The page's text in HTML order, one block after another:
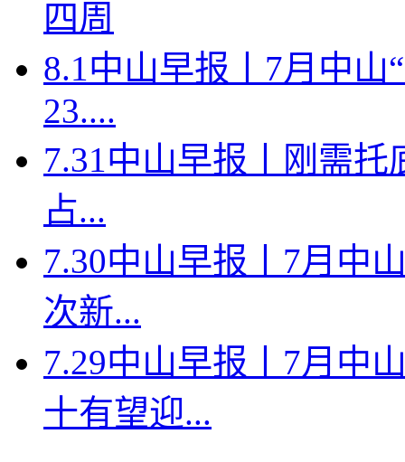
四周
8.1中山早报丨7月中山
23....
7.31中山早报丨刚需
占...
7.30中山早报丨7月中
次新...
7.29中山早报丨7月中
十有望迎...